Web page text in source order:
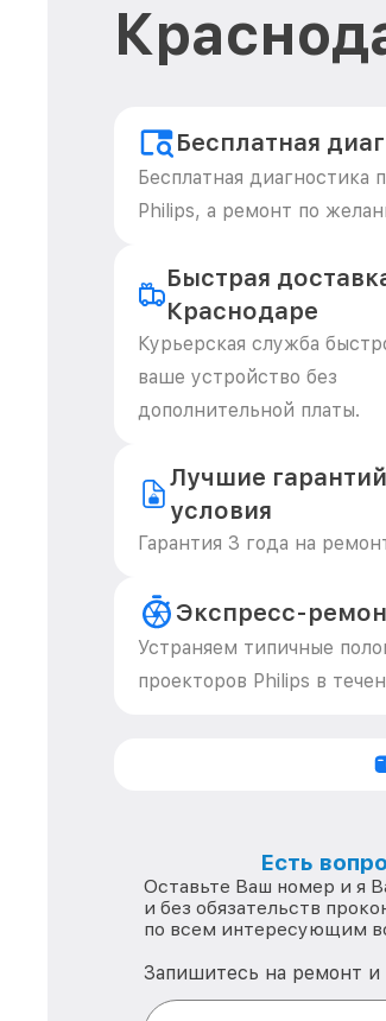
Бесплатная
Бесплатная диагностика
Philips, а ремонт по
Быстрая
Краснодаре
Курьерская служба
ваше устройство без
дополнительной платы.
Лучшие
условия
Гарантия 3 года на
Экспресс-
Устраняем типичные
проекторов Philips в
Есть
Оставьте Ваш номер и я
и без обязательств
по всем интересующим
Запишитесь на ремонт и